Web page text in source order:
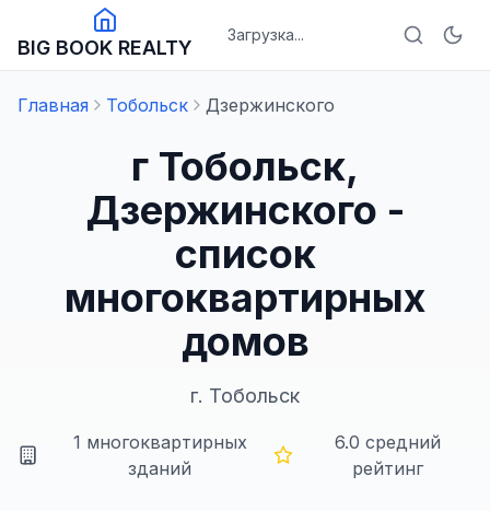
BIG BOOK REALTY
Загрузка...
Главная Тобольск Дзержинского
г Тобольск,
Дзержинского -
список
многоквартирных
домов
г. Тобольск
1 многоквартирных
зданий
6.0 средний
рейтинг